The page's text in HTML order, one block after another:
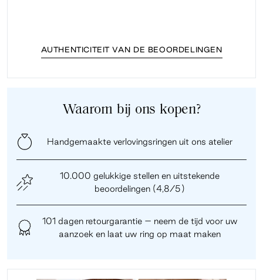
AUTHENTICITEIT VAN DE BEOORDELINGEN
Waarom bij ons kopen?
Handgemaakte verlovingsringen uit ons atelier
10.000 gelukkige stellen en uitstekende
beoordelingen (4,8/5)
101 dagen retourgarantie – neem de tijd voor uw
aanzoek en laat uw ring op maat maken